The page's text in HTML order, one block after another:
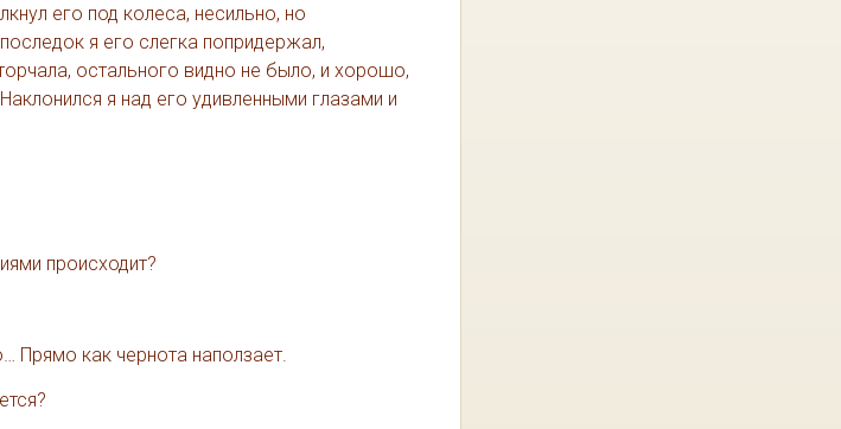
его под колеса, несильно, но
я его слегка попридержал,
остального видно не было, и хорошо,
я над его удивленными глазами и
происходит?
Прямо как чернота наползает.